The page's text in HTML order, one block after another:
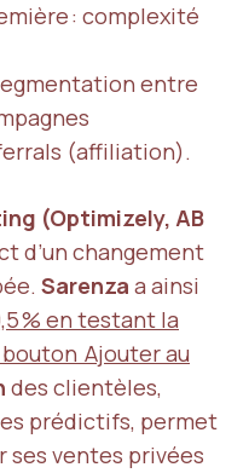
: complexité
entre
(affiliation).
(Optimizely, AB
d’un changement
Sarenza a ainsi
% en testant la
Ajouter au
des clientèles,
prédictifs, permet
ses ventes privées